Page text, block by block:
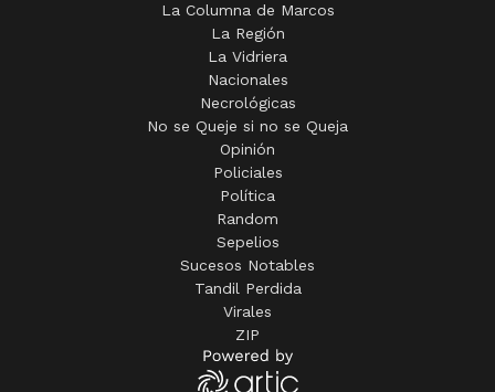
La Columna de Marcos
La Región
La Vidriera
Nacionales
Necrológicas
No se Queje si no se Queja
Opinión
Policiales
Política
Random
Sepelios
Sucesos Notables
Tandil Perdida
Virales
ZIP